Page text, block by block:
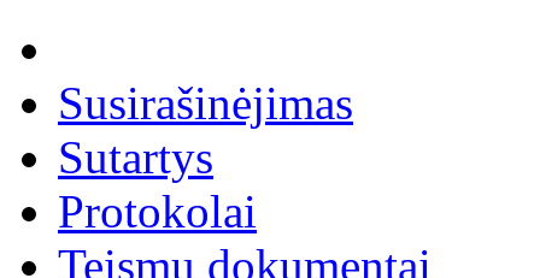
Susirašinėjimas
Sutartys
Protokolai
Teismų dokumentai